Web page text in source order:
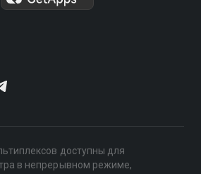
доступны для
в непрерывном режиме,